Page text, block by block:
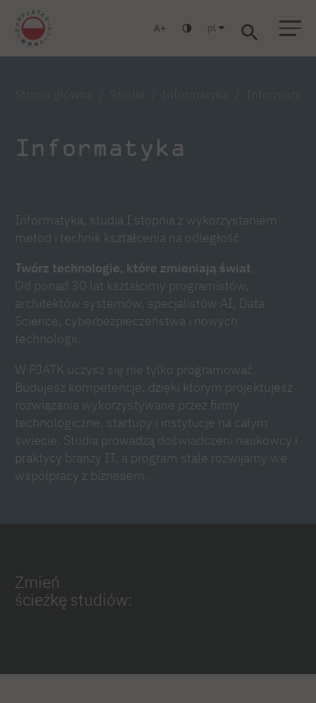
Warszawa Gdańsk Liceum Studia podyplomowe Studia MBA
A pl
Informatyka
Informatyka, studia I stopnia z wykorzystaniem
metod i technik kształcenia na odległość
Twórz technologie, które zmieniają świat.
Od ponad 30 lat kształcimy programistów,
architektów systemów, specjalistów AI, Data
Science, cyberbezpieczeństwa i nowych
technologii.
W PJATK uczysz się nie tylko programować.
Budujesz kompetencje, dzięki którym projektujesz
rozwiązania wykorzystywane przez firmy
technologiczne, startupy i instytucje na całym
świecie. Studia prowadzą doświadczeni naukowcy i
praktycy branży IT, a program stale rozwijamy we
współpracy z biznesem.
Zmień
ścieżkę studiów: